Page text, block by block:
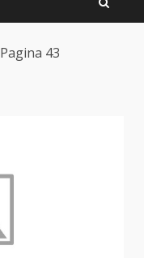
Pagina 43